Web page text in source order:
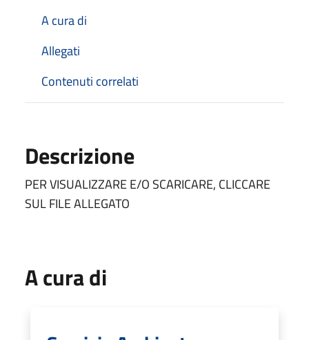
A cura di
Allegati
Contenuti correlati
Descrizione
PER VISUALIZZARE E/O SCARICARE, CLICCARE
SUL FILE ALLEGATO
A cura di